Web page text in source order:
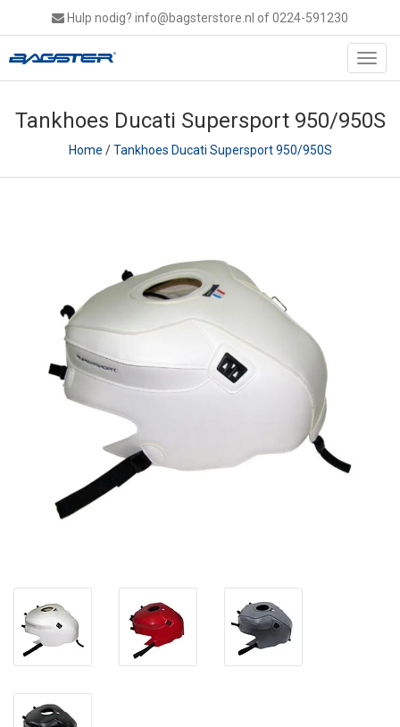
Hulp nodig? info@bagsterstore.nl of 0224-591230
Tankhoes Ducati Supersport 950/950S
Home /Tankhoes Ducati Supersport 950/950S